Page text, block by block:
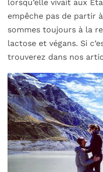
lorsqu’elle vivait aux
empêche pas de partir
sommes toujours à la
lactose et végans. Si
trouverez dans nos